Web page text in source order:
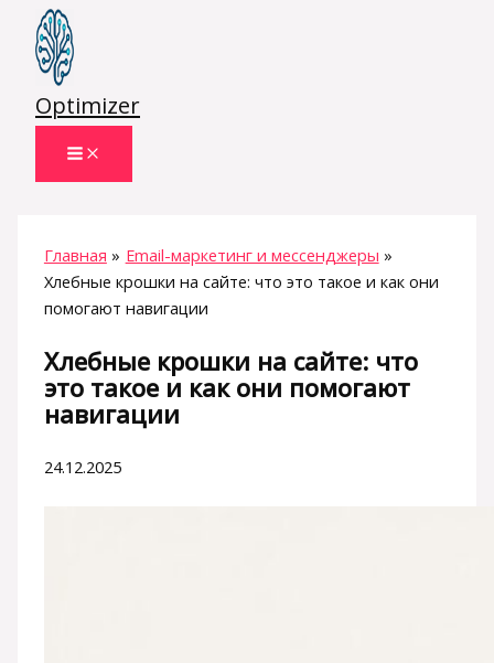
Перейти
содержимому
Optimizer
Главная
Email-маркетинг и мессенджеры
Хлебные крошки на сайте: что это такое и как они
помогают навигации
Хлебные крошки на сайте: что
это такое и как они помогают
навигации
24.12.2025